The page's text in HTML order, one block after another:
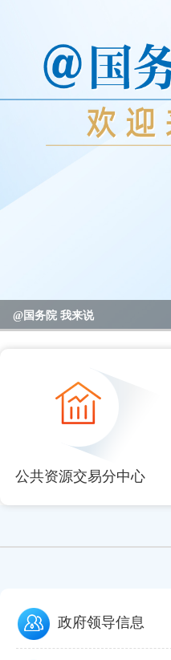
@国务院 我来说
公共资源交易分中心
政府领导信息